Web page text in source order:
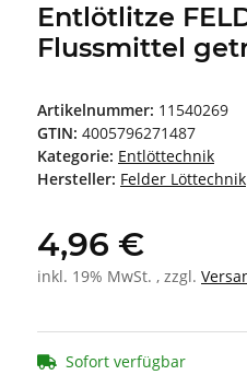
Entlötlitze
Flussmittel
Artikelnummer: 11540269
GTIN: 4005796271487
Kategorie: Entlöttechnik
Hersteller: Felder Löttechnik
4,96 €
inkl. 19% MwSt. , zzgl.
Sofort verfügbar